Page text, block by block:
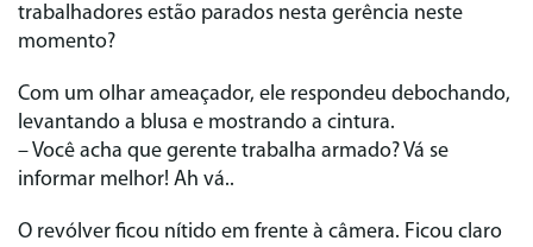
trabalhadores estão parados nesta gerência neste
momento?
Com um olhar ameaçador, ele respondeu debochando,
levantando a blusa e mostrando a cintura.
– Você acha que gerente trabalha armado? Vá se
informar melhor! Ah vá..
O revólver ficou nítido em frente à câmera. Ficou claro